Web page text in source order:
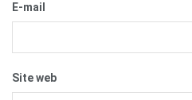
E-mail
Site web